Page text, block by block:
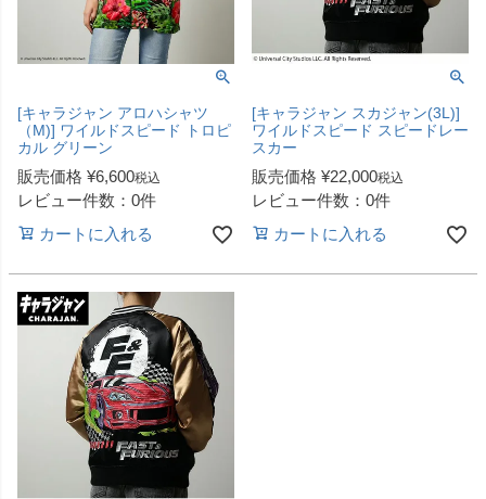
[キャラジャン アロハシャツ
（M)] ワイルドスピード トロピ
カル グリーン
販売価格 ¥6,600税込
レビュー件数：0件
カートに入れる
[キャラジャン スカジャン(3L)]
ワイルドスピード スピードレー
スカー
販売価格 ¥22,000税込
レビュー件数：0件
カートに入れる